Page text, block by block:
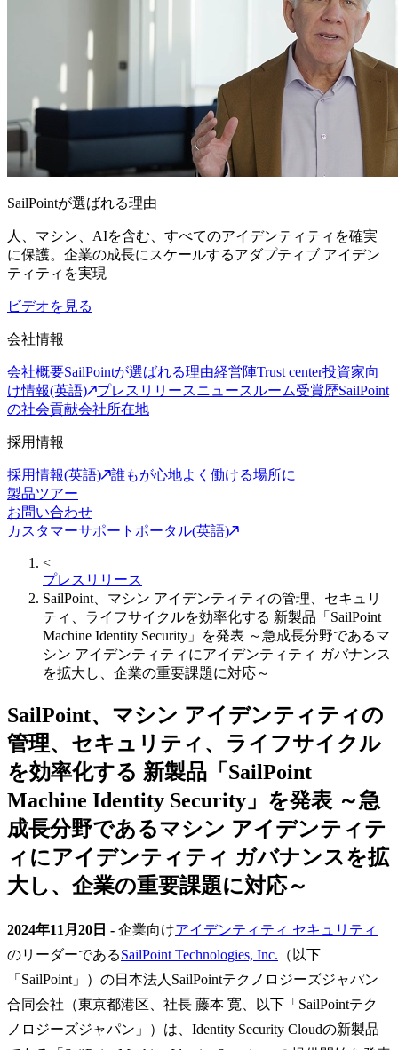
SailPointが選ばれる理由
人、マシン、AIを含む、すべてのアイデンティティを確実
に保護。企業の成長にスケールするアダプティブ アイデン
ティティを実現
ビデオを見る
会社情報
会社概要SailPointが選ばれる理由経営陣Trust center投資家向
け情報(英語)
プレスリリースニュースルーム受賞歴SailPoint
の社会貢献会社所在地
採用情報
採用情報(英語)
誰もが心地よく働ける場所に
製品ツアー
お問い合わせ
カスタマーサポートポータル(英語)
<
プレスリリース
SailPoint、マシン アイデンティティの管理、セキュリ
ティ、ライフサイクルを効率化する 新製品「SailPoint
Machine Identity Security」を発表 ～急成長分野であるマ
シン アイデンティティにアイデンティティ ガバナンス
を拡大し、企業の重要課題に対応～
SailPoint、マシン アイデンティティの
管理、セキュリティ、ライフサイクル
を効率化する 新製品「SailPoint
Machine Identity Security」を発表 ～急
成長分野であるマシン アイデンティテ
ィにアイデンティティ ガバナンスを拡
大し、企業の重要課題に対応～
2024年11月20日 - 企業向けアイデンティティ セキュリティ
のリーダーであるSailPoint Technologies, Inc. （以下
「SailPoint」）の日本法人SailPointテクノロジーズジャパン
合同会社（東京都港区、社長 藤本 寛、以下「SailPointテク
ノロジーズジャパン」）は、Identity Security Cloudの新製品